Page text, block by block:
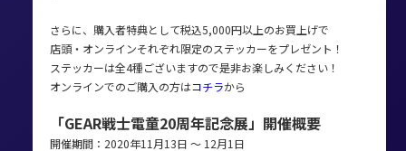
さらに、購入者特典として税込5,000円以上のお買上げで
店頭・オンラインそれぞれ限定のステッカーをプレゼント！
ステッカーは全4種ございますので是非お楽しみください！
オンラインでのご購入の方はコチラから
「GEAR戦士電童20周年記念展」開催概要
開催期間：2020年11月13日 ～ 12月1日